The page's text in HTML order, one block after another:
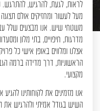
לראות, לגעת, להרגיש,
מעל לעשור ומחזיקים אולם תצוגה
משטחי שיש. אנו מבצעים שלל
מדרגות, חיפויים, בתי מלון
אצלנו ומלווים באופן אישי כל
הראשוניות, דרך מדידה ברמה
מקצועי.
אנו מזמינים את לקוחותינו
השיש בגודל אמיתי ולהרגיש את